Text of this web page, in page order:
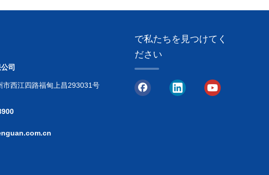
司
市西江四路福甸上昌293031号
で私たちを見つけてく
ださい